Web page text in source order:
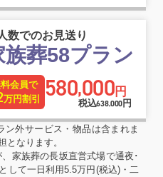
数でのお見送り
族葬58プラン
会員で
万円割引 580,000円
税込638,000円
外サービス・物品は含まれま
となります。
家族葬の長坂直営式場で通夜･
して一日利用5.5万円(税込)・二